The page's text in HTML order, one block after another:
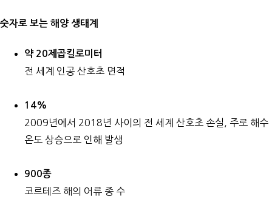
숫자로 보는 해양 생태계
약 20제곱킬로미터
전 세계 인공 산호초 면적
14%
2009년에서 2018년 사이의 전 세계 산호초 손실, 주로 해수
온도 상승으로 인해 발생
900종
코르테즈 해의 어류 종 수